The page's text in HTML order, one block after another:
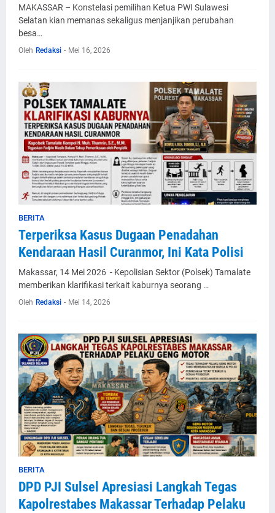
MAKASSAR – Konstelasi pemilihan Ketua PWI Sulawesi
Selatan kian memanas sekaligus menjanjikan perubahan
besa…
Oleh Redaksi - Mei 16, 2026
BERITA
Terperiksa Kasus Dugaan Penadahan
Kendaraan Hasil Curanmor, Ini Kata Polisi
Makassar, 14 Mei 2026 - Kepolisian Sektor (Polsek) Tamalate
memberikan klarifikasi terkait kaburnya seorang …
Oleh Redaksi - Mei 14, 2026
BERITA
DPD PJI Sulsel Apresiasi Langkah Tegas
Kapolrestabes Makassar Terhadap Pelaku